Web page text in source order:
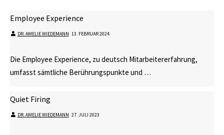
Employee Experience
DR. AMELIE WIEDEMANN⋅ 13. FEBRUAR 2024
Die Employee Experience, zu deutsch Mitarbeitererfahrung,
umfasst sämtliche Berührungspunkte und …
Quiet Firing
DR. AMELIE WIEDEMANN⋅ 27. JULI 2023